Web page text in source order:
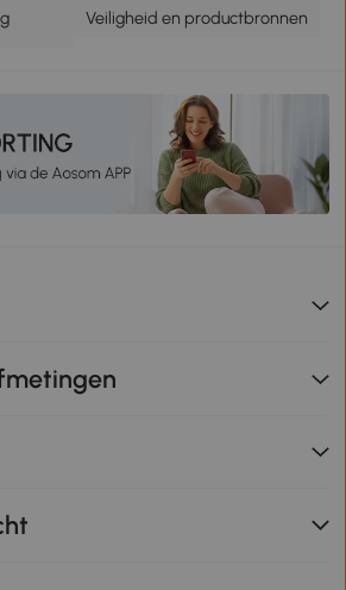
Veiligheid en productbronnen